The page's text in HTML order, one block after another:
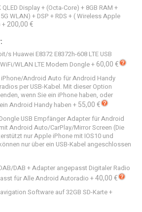
Display + (Octa-Core) + 8GB RAM +
WLAN) + DSP + RDS + ( Wireless Apple
+200,00 €
s Huawei E8372 E8372h-608 LTE USB
WLAN LTE Modem Dongle+60,00 €
Android Auto für Android Handy
per USB-Kabel. Mit dieser Option
wenn Sie ein iPhone haben, oder
Android Handy haben + 55,00 €
USB Empfänger Adapter für Android
Android Auto/CarPlay/Mirror Screen (Die
nur Apple iPhone mit IOS10 und
nur über ein USB-Kabel angeschlossen
DAB + Adapter angepasst Digitaler Radio
für Alle Android Autoradio +40,00 €
Software auf 32GB SD-Karte+